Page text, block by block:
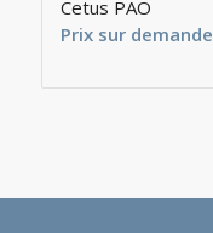
Cetus PAO
Prix sur demande